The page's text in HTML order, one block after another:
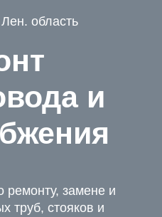
ремонту, замене и
труб, стояков и
область
и